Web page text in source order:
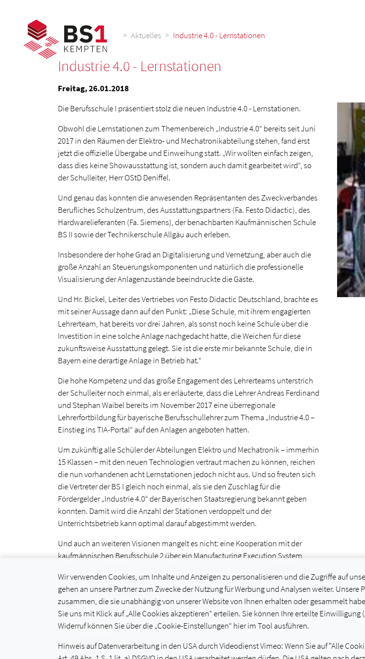
> Aktuelles Industrie 4.0 - Lernstationen
Industrie 4.0 - Lernstationen
Freitag, 26.01.2018
Die Berufsschule I präsentiert stolz die neuen Industrie 4.0 - Lernstationen.
Obwohl die Lernstationen zum Themenbereich „Industrie 4.0“ bereits seit Juni
2017 in den Räumen der Elektro- und Mechatronikabteilung stehen, fand erst
jetzt die offizielle Übergabe und Einweihung statt. „Wir wollten einfach zeigen,
dass dies keine Showausstattung ist, sondern auch damit gearbeitet wird“, so
der Schulleiter, Herr OStD Deniffel.
Und genau das konnten die anwesenden Repräsentanten des Zweckverbandes
Berufliches Schulzentrum, des Ausstattungspartners (Fa. Festo Didactic), des
Hardwarelieferanten (Fa. Siemens), der benachbarten Kaufmännischen Schule
BS II sowie der Technikerschule Allgäu auch erleben.
Insbesondere der hohe Grad an Digitalisierung und Vernetzung, aber auch die
große Anzahl an Steuerungskomponenten und natürlich die professionelle
Visualisierung der Anlagenzustände beeindruckte die Gäste.
Und Hr. Bickel, Leiter des Vertriebes von Festo Didactic Deutschland, brachte es
mit seiner Aussage dann auf den Punkt: „Diese Schule, mit ihrem engagierten
Lehrerteam, hat bereits vor drei Jahren, als sonst noch keine Schule über die
Investition in eine solche Anlage nachgedacht hatte, die Weichen für diese
zukunftsweise Ausstattung gelegt. Sie ist die erste mir bekannte Schule, die in
Bayern eine derartige Anlage in Betrieb hat.“
Die hohe Kompetenz und das große Engagement des Lehrerteams unterstrich
der Schulleiter noch einmal, als er erläuterte, dass die Lehrer Andreas Ferdinand
und Stephan Waibel bereits im November 2017 eine überregionale
Lehrerfortbildung für bayerische Berufsschullehrer zum Thema „Industrie 4.0 –
Einstieg ins TIA-Portal“ auf den Anlagen angeboten hatten.
Um zukünftig alle Schüler der Abteilungen Elektro und Mechatronik – immerhin
15 Klassen – mit den neuen Technologien vertraut machen zu können, reichen
die nun vorhandenen acht Lernstationen jedoch nicht aus. Und so freuten sich
die Vertreter der BS I gleich noch einmal, als sie den Zuschlag für die
Fördergelder „Industrie 4.0“ der Bayerischen Staatsregierung bekannt geben
konnten. Damit wird die Anzahl der Stationen verdoppelt und der
Unterrichtsbetrieb kann optimal darauf abgestimmt werden.
Und auch an weiteren Visionen mangelt es nicht: eine Kooperation mit der
kaufmännischen Berufsschule 2 über ein Manufacturing Execution System
Boot geholt werden und über den Einsatz von Datenbrillen zur Nutzung der
Anlagen in der virtuellen Realität wird auch bereits nachgedacht.
Wir verwenden Cookies, um Inhalte und Anzeigen zu personalisieren und die Zugriffe auf
gehen an unsere Partner zum Zwecke der Nutzung für Werbung und Analysen weiter.
zusammen, die sie unabhängig von unserer Website von Ihnen erhalten oder gesammelt
Sie uns mit Klick auf „Alle Cookies akzeptieren“ erteilen. Sie können Ihre erteilte Einwilligung
Widerruf können Sie über die „Cookie-Einstellungen“ hier im Tool ausführen.
Hinweis auf Datenverarbeitung in den USA durch Videodienst Vimeo: Wenn Sie auf "Alle